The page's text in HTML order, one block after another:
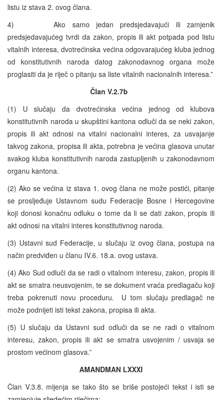
listu iz stava 2. ovog člana.
4) Ako samo jedan predsjedavajući ili zamjenik
predsjedavajućeg tvrdi da zakon, propis ili akt potpada pod listu
vitalnih interesa, dvotrećinska većina odgovarajućeg kluba jednog
od konstitutivnih naroda datog zakonodavnog organa može
proglasiti da je riječ o pitanju sa liste vitalnih nacionalnih interesa.”
Član V.2.7b
(1) U slučaju da dvotrećinska većina jednog od klubova
konstitutivnih naroda u skupštini kantona odluči da se neki zakon,
propis ili akt odnosi na vitalni nacionalni interes, za usvajanje
takvog zakona, propisa ili akta, potrebna je većina glasova unutar
svakog kluba konstitutivnih naroda zastupljenih u zakonodavnom
organu kantona.
(2) Ako se većina iz stava 1. ovog člana ne može postići, pitanje
se prosljeđuje Ustavnom sudu Federacije Bosne i Hercegovine
koji donosi konačnu odluku o tome da li se dati zakon, propis ili
akt odnosi na vitalni interes konstitutivnog naroda.
(3) Ustavni sud Federacije, u slučaju iz ovog člana, postupa na
način predviđen u članu IV.6. 18.a. ovog ustava.
(4) Ako Sud odluči da se radi o vitalnom interesu, zakon, propis ili
akt se smatra neusvojenim, te se dokument vraća predlagaču koji
treba pokrenuti novu proceduru. U tom slučaju predlagač ne
može podnijeti isti tekst zakona, propisa ili akta.
(5) U slučaju da Ustavni sud odluči da se ne radi o vitalnom
interesu, zakon, propis ili akt se smatra usvojenim / usvaja se
prostom većinom glasova.”
AMANDMAN LXXXI
Član V.3.8. mijenja se tako što se briše postojeći tekst i isti se